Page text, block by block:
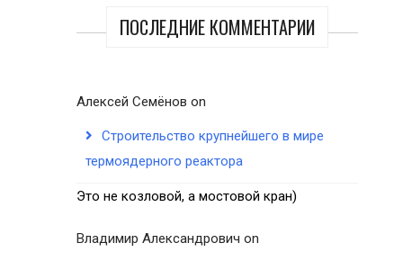
ПОСЛЕДНИЕ КОММЕНТАРИИ
Алексей Семёнов on
Строительство крупнейшего в мире
термоядерного реактора
Это не козловой, а мостовой кран)
Владимир Александрович on